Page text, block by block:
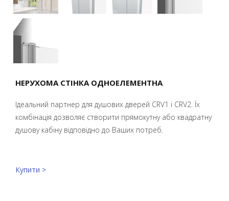
НЕРУХОМА СТІНКА ОДНОЕЛЕМЕНТНА
Ідеальний партнер для душових дверей CRV1 і CRV2. Їх
комбінація дозволяє створити прямокутну або квадратну
душову кабіну відповідно до Ваших потреб.
Купити >